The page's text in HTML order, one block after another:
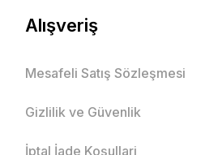
Alışveriş
Mesafeli Satış Sözleşmesi
Gizlilik ve Güvenlik
İptal İade Koşullari